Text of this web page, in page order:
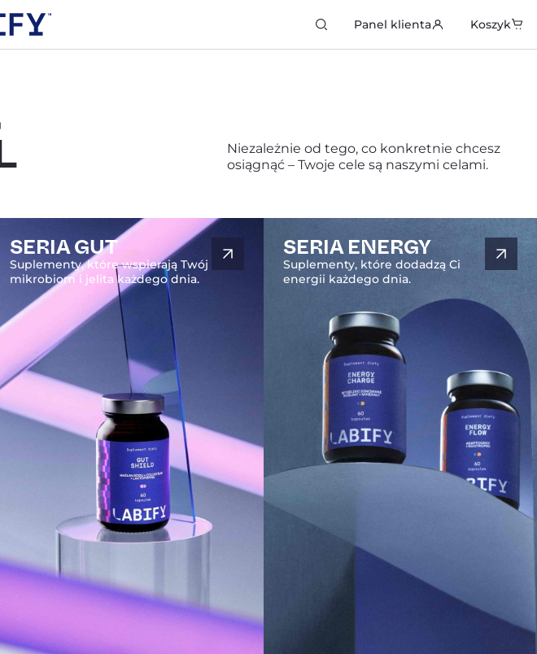
Panel klienta Koszyk
Niezależnie od tego, co konkretnie chcesz
osiągnąć – Twoje cele są naszymi celami.
SERIA GUT
Suplementy, które wspierają Twój
mikrobiom i jelita każdego dnia.
SERIA ENERGY
Suplementy, które dodadzą Ci
energii każdego dnia.